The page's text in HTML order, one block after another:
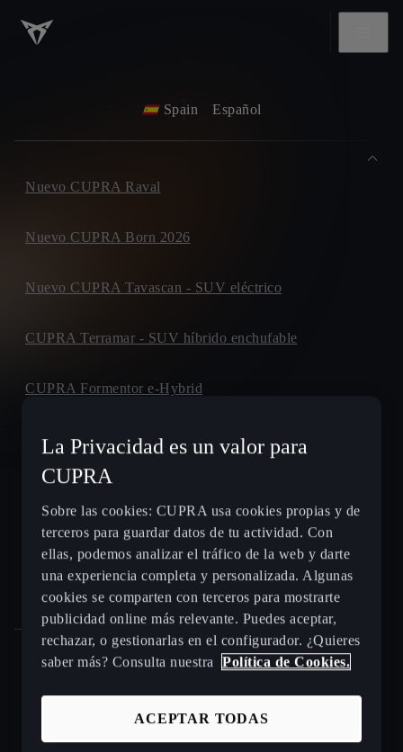
Spain Español
Nuevo CUPRA Raval
Nuevo CUPRA Born 2026
Nuevo CUPRA Tavascan - SUV eléctrico
CUPRA Terramar - SUV híbrido enchufable
CUPRA Formentor e-Hybrid
CUPRA León e-HYBRID
CUPRA León Sportstourer
CUPRA Ateca - SUV compacto
Gama CUPRA e-HYBRID - coches híbridos enchufables
Puntos de venta y talleres CUPRA cerca de ti
Beneficios CUPRA Approved
La Privacidad es un valor para
CUPRA
Sobre las cookies: CUPRA usa cookies propias y de
terceros para guardar datos de tu actividad. Con
ellas, podemos analizar el tráfico de la web y darte
una experiencia completa y personalizada. Algunas
cookies se comparten con terceros para mostrarte
publicidad online más relevante. Puedes aceptar,
rechazar, o gestionarlas en el configurador. ¿Quieres
saber más? Consulta nuestra Política de Cookies.
ACEPTAR TODAS